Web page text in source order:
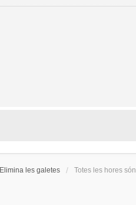
Elimina les galetes Totes les hores són